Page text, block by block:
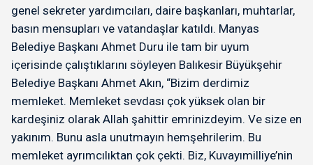
genel sekreter yardımcıları, daire başkanları, muhtarlar,
basın mensupları ve vatandaşlar katıldı. Manyas
Belediye Başkanı Ahmet Duru ile tam bir uyum
içerisinde çalıştıklarını söyleyen Balıkesir Büyükşehir
Belediye Başkanı Ahmet Akın, “Bizim derdimiz
memleket. Memleket sevdası çok yüksek olan bir
kardeşiniz olarak Allah şahittir emrinizdeyim. Ve size en
yakınım. Bunu asla unutmayın hemşehrilerim. Bu
memleket ayrımcılıktan çok çekti. Biz, Kuvayımilliye’nin